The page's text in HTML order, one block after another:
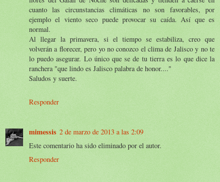
cuanto las circunstancias climáticas no son favorables, por
ejemplo el viento seco puede provocar su caída. Así que es
normal.
Al llegar la primavera, si el tiempo se estabiliza, creo que
volverán a florecer, pero yo no conozco el clima de Jalisco y no te
lo puedo asegurar. Lo único que se de tu tierra es lo que dice la
ranchera "que lindo es Jalisco palabra de honor...."
Saludos y suerte.
Responder
mimessis 2 de marzo de 2013 a las 2:09
Este comentario ha sido eliminado por el autor.
Responder